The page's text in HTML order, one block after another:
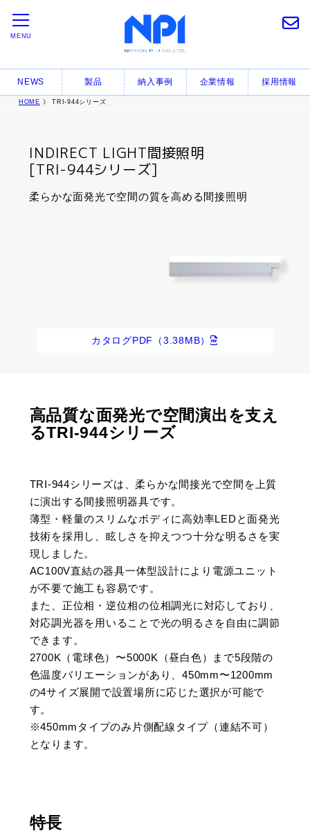
MENU
NEWS 製品 納入事例 企業情報 採用情報
HOME 》 TRI-944シリーズ
INDIRECT LIGHT間接照明
[TRI-944シリーズ]
柔らかな面発光で空間の質を高める間接照明
カタログPDF（3.38MB）
高品質な面発光で空間演出を支え
るTRI-944シリーズ
TRI-944シリーズは、柔らかな間接光で空間を上質
に演出する間接照明器具です。
薄型・軽量のスリムなボディに高効率LEDと面発光
技術を採用し、眩しさを抑えつつ十分な明るさを実
現しました。
AC100V直結の器具一体型設計により電源ユニット
が不要で施工も容易です。
また、正位相・逆位相の位相調光に対応しており、
対応調光器を用いることで光の明るさを自由に調節
できます​。
2700K（電球色）〜5000K（昼白色）まで5段階の
色温度バリエーションがあり​、450mm〜1200mm
の4サイズ展開で設置場所に応じた選択が可能で
す。
※450mmタイプのみ片側配線タイプ（連結不可）
となります​。
特長